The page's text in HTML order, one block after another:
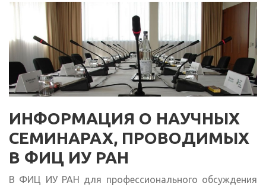
ИНФОРМАЦИЯ О НАУЧНЫХ
СЕМИНАРАХ, ПРОВОДИМЫХ
В ФИЦ ИУ РАН
В ФИЦ ИУ РАН для профессионального обсуждения